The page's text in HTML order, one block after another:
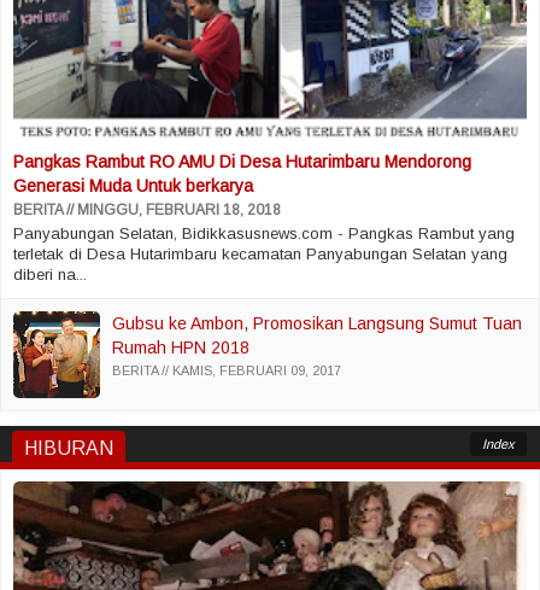
Pangkas Rambut RO AMU Di Desa Hutarimbaru Mendorong
Generasi Muda Untuk berkarya
BERITA MINGGU, FEBRUARI 18, 2018
Panyabungan Selatan, Bidikkasusnews.com - Pangkas Rambut yang
terletak di Desa Hutarimbaru kecamatan Panyabungan Selatan yang
diberi na...
Gubsu ke Ambon, Promosikan Langsung Sumut Tuan
Rumah HPN 2018
BERITA KAMIS, FEBRUARI 09, 2017
HIBURAN Index